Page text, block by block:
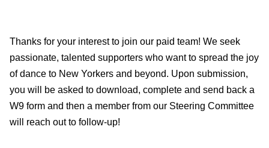
Thanks for your interest to join our paid team! We seek
passionate, talented supporters who want to spread the joy
of dance to New Yorkers and beyond. Upon submission,
you will be asked to download, complete and send back a
W9 form and then a member from our Steering Committee
will reach out to follow-up!